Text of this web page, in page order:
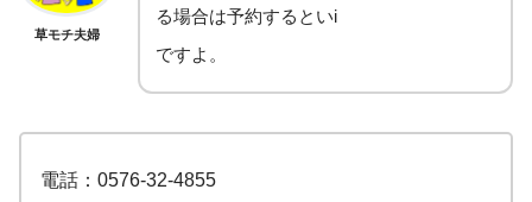
草モチ夫婦
る場合は予約するといi
ですよ。
電話：0576-32-4855